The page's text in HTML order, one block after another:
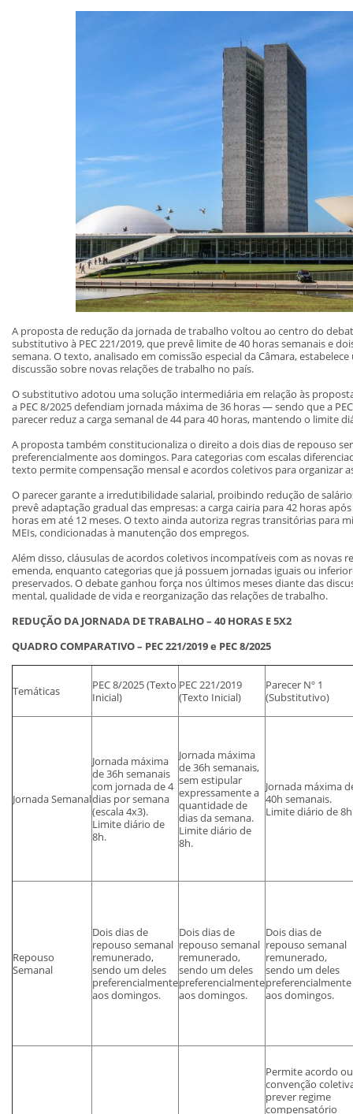
A proposta de redução da jornada de trabalho voltou ao centro do
substitutivo à PEC 221/2019, que prevê limite de 40 horas semanais e
semana. O texto, analisado em comissão especial da Câmara,
discussão sobre novas relações de trabalho no país.
O substitutivo adotou uma solução intermediária em relação às
a PEC 8/2025 defendiam jornada máxima de 36 horas — sendo que a
parecer reduz a carga semanal de 44 para 40 horas, mantendo o limite
A proposta também constitucionaliza o direito a dois dias de repouso
preferencialmente aos domingos. Para categorias com escalas
texto permite compensação mensal e acordos coletivos para organizar
O parecer garante a irredutibilidade salarial, proibindo redução de
prevê adaptação gradual das empresas: a carga cairia para 42 horas
horas em até 12 meses. O texto ainda autoriza regras transitórias para
MEIs, condicionadas à manutenção dos empregos.
Além disso, cláusulas de acordos coletivos incompatíveis com as novas
emenda, enquanto categorias que já possuem jornadas iguais ou
preservados. O debate ganhou força nos últimos meses diante das
mental, qualidade de vida e reorganização das relações de trabalho.
REDUÇÃO DA JORNADA DE TRABALHO – 40 HORAS E 5X2
QUADRO COMPARATIVO – PEC 221/2019 e PEC 8/2025
Temáticas
PEC 8/2025 (Texto
Inicial)
PEC 221/2019
(Texto Inicial)
Parecer Nº 1
(Substitutivo)
Jornada Semanal
Jornada máxima
de 36h semanais
com jornada de 4
dias por semana
(escala 4x3).
Limite diário de
8h.
Jornada máxima
de 36h semanais,
sem estipular
expressamente a
quantidade de
dias da semana.
Limite diário de
8h.
Jornada máxima
40h semanais.
Limite diário de
Repouso
Semanal
Dois dias de
repouso semanal
remunerado,
sendo um deles
preferencialmente
aos domingos.
Dois dias de
repouso semanal
remunerado,
sendo um deles
preferencialmente
aos domingos.
Dois dias de
repouso semanal
remunerado,
sendo um deles
preferencialmente
aos domingos.
Permite acordo ou
convenção
prever regime
compensatório